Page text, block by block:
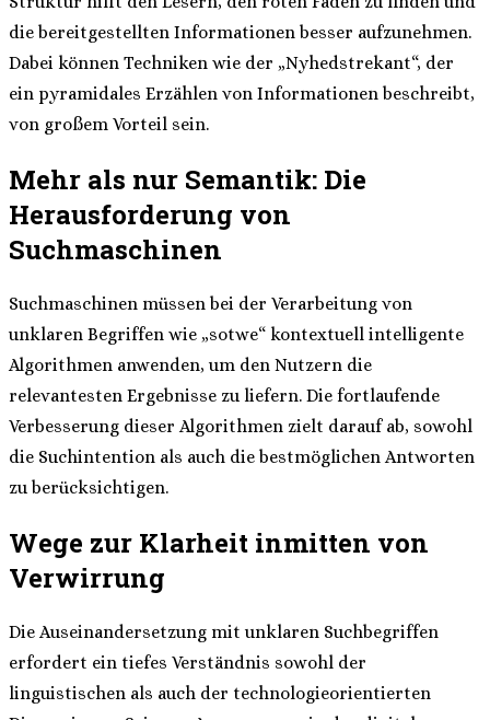
die bereitgestellten Informationen besser aufzunehmen.
Dabei können Techniken wie der „Nyhedstrekant“, der
ein pyramidales Erzählen von Informationen beschreibt,
von großem Vorteil sein.
Mehr als nur Semantik: Die
Herausforderung von
Suchmaschinen
Suchmaschinen müssen bei der Verarbeitung von
unklaren Begriffen wie „sotwe“ kontextuell intelligente
Algorithmen anwenden, um den Nutzern die
relevantesten Ergebnisse zu liefern. Die fortlaufende
Verbesserung dieser Algorithmen zielt darauf ab, sowohl
die Suchintention als auch die bestmöglichen Antworten
zu berücksichtigen.
Wege zur Klarheit inmitten von
Verwirrung
Die Auseinandersetzung mit unklaren Suchbegriffen
erfordert ein tiefes Verständnis sowohl der
linguistischen als auch der technologieorientierten